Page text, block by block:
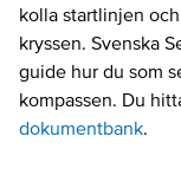
kolla startlinjen
kryssen. Svenska
guide hur du som
kompassen. Du
dokumentbank.